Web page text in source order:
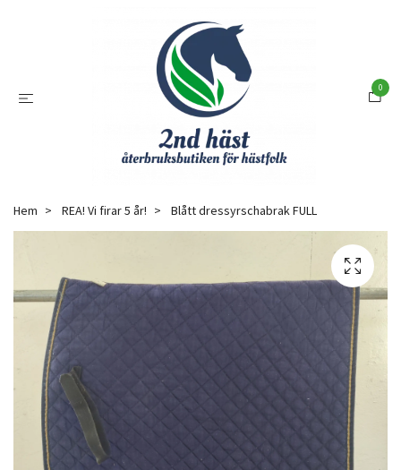
0
Hem REA! Vi firar 5 år! Blått dressyrschabrak FULL